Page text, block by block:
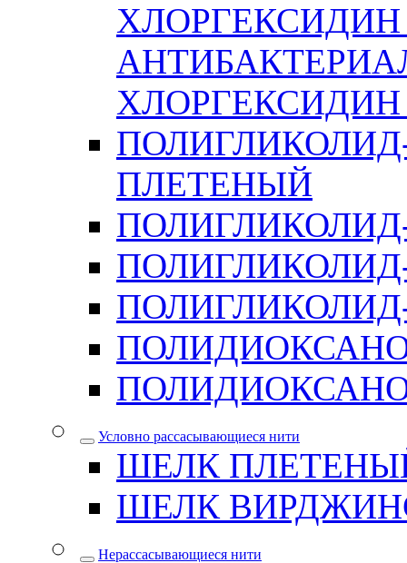
ХЛОРГЕКСИДИН
ПЛЕТЕНЫЙ
Условно рассасывающиеся нити
ШЕЛК
ШЕЛК
Нерассасывающиеся нити